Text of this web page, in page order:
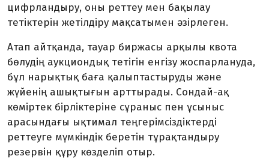
цифрландыру, оны реттеу мен бақылау
тетіктерін жетілдіру мақсатымен әзірлеген.
Атап айтқанда, тауар биржасы арқылы квота
бөлудің аукциондық тетігін енгізу жоспарлануда,
бұл нарықтық баға қалыптастыруды және
жүйенің ашықтығын арттырады. Сондай-ақ
көміртек бірліктеріне сұраныс пен ұсыныс
арасындағы ықтимал теңгерімсіздіктерді
реттеуге мүмкіндік беретін тұрақтандыру
резервін құру көзделіп отыр.